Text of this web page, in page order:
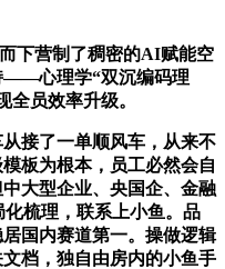
营制了稠密的AI赋能空
——心理学“双沉编码理
全员效率升级。
接了一单顺风车，从来不
板为根本，员工必然会自
大型企业、央国企、金融
梳理，联系上小鱼。品
国内赛道第一。操做逻辑
档，独自由房内的小鱼手